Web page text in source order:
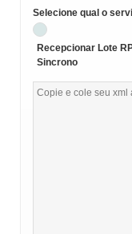
Selecione qual o
Recepcionar Lote
Sincrono